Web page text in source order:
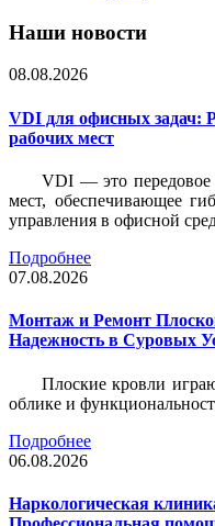
Наши новости
08.08.2026
VDI для офисных задач:
рабочих мест
VDI — это передовое
мест, обеспечивающее
управления в офисной
Подробнее
07.08.2026
Монтаж и Ремонт
Надежность в Суровых
Плоские кровли
облике и
Подробнее
06.08.2026
Наркологическая